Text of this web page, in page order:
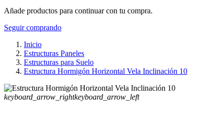
Añade productos para continuar con tu compra.
Seguir comprando
Inicio
Estructuras Paneles
Estructuras para Suelo
Estructura Hormigón Horizontal Vela Inclinación 10
keyboard_arrow_rightkeyboard_arrow_left